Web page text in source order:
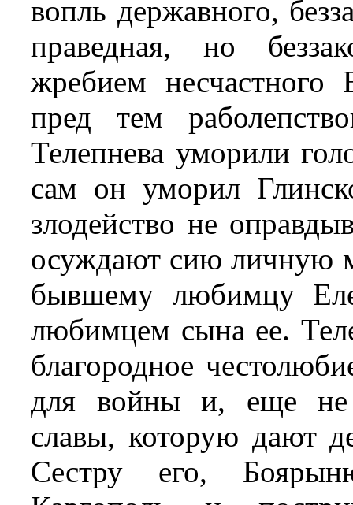
вопль державного,
праведная, но
жребием
пред тем
Телепнева уморили
сам он уморил
злодейство не
осуждают сию личную
бывшему любимцу
любимцем сына ее.
благородное
для войны и, еще не
славы, которую дают
Сестру его,